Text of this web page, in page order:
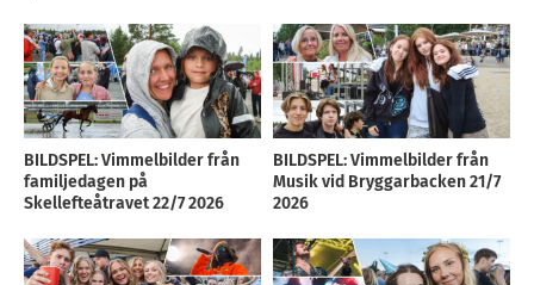
BILDSPEL: Vimmelbilder från
familjedagen på
Skellefteåtravet 22/7 2026
BILDSPEL: Vimmelbilder från
Musik vid Bryggarbacken 21/7
2026